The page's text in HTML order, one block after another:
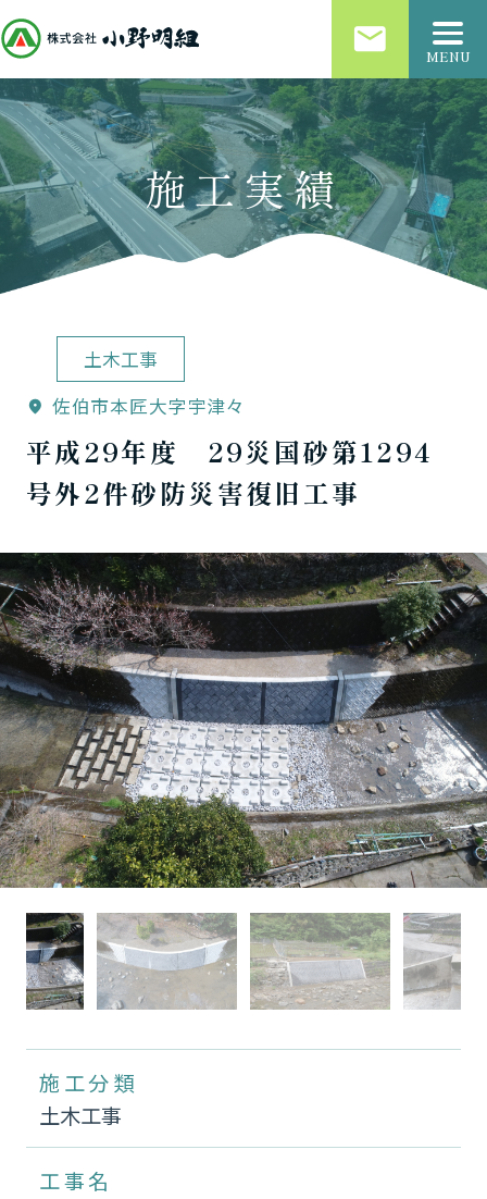
email MENU
施工実績
土木工事
location_on 佐伯市本匠大字宇津々
平成29年度 29災国砂第1294
号外2件砂防災害復旧工事
施工分類
土木工事
工事名